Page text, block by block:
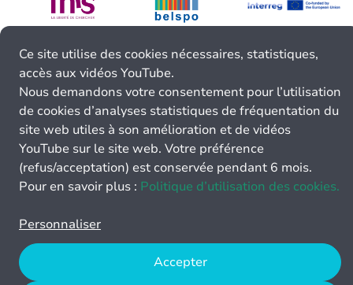
Ce site utilise des cookies nécessaires, statistiques,
accès aux vidéos YouTube.
Nous demandons votre consentement pour l’utilisation
de cookies d’analyses statistiques de fréquentation du
site web utiles à son amélioration et de vidéos
YouTube sur le site web. Votre préférence
(refus/acceptation) est conservée pendant 6 mois.
Pour en savoir plus : Politique d’utilisation des cookies.
Personnaliser
Accepter